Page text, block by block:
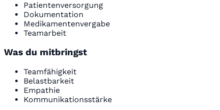
Patientenversorgung
Dokumentation
Medikamentenvergabe
Teamarbeit
Was du mitbringst
Teamfähigkeit
Belastbarkeit
Empathie
Kommunikationsstärke